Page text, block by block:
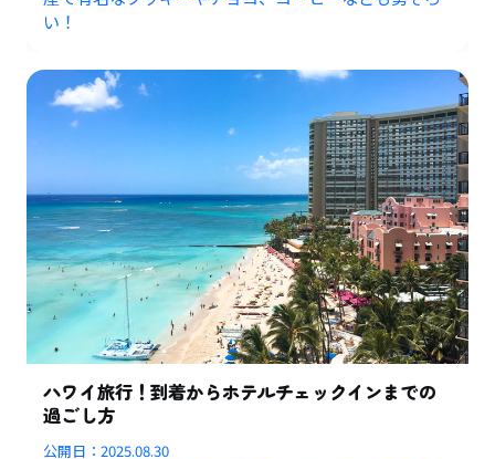
い！
ハワイ旅行！到着からホテルチェックインまでの
過ごし方
公開日：2025.08.30